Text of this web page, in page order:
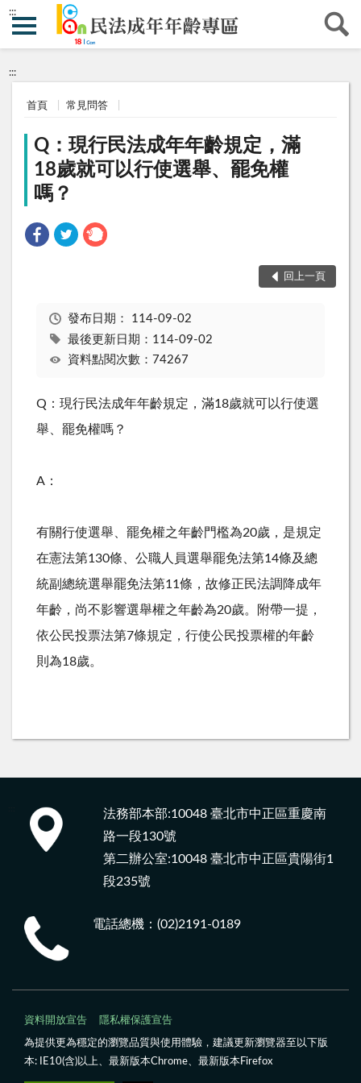
:::
:::
首頁 常見問答
Q：現行民法成年年齡規定，滿
18歲就可以行使選舉、罷免權
嗎？
回上一頁
發布日期： 114-09-02
最後更新日期：114-09-02
資料點閱次數：74267
Q：現行民法成年年齡規定，滿18歲就可以行使選
舉、罷免權嗎？
A：
有關行使選舉、罷免權之年齡門檻為20歲，是規定
在憲法第130條、公職人員選舉罷免法第14條及總
統副總統選舉罷免法第11條，故修正民法調降成年
年齡，尚不影響選舉權之年齡為20歲。附帶一提，
依公民投票法第7條規定，行使公民投票權的年齡
則為18歲。
法務部本部:10048 臺北市中正區重慶南
路一段130號
第二辦公室:10048 臺北市中正區貴陽街1
段235號
電話總機：(02)2191-0189
資料開放宣告 隱私權保護宣告
為提供更為穩定的瀏覽品質與使用體驗，建議更新瀏覽器至以下版
本: IE10(含)以上、最新版本Chrome、最新版本Firefox